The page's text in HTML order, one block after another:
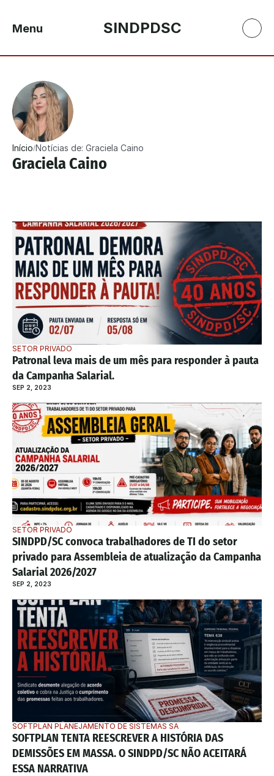
Menu SINDPDSC
Início/Notícias de: Graciela Caino
Graciela Caino
SETOR PRIVADO
Patronal leva mais de um mês para responder à pauta
da Campanha Salarial.
SEP 2, 2023
SETOR PRIVADO
SINDPD/SC convoca trabalhadores de TI do setor
privado para Assembleia de atualização da Campanha
Salarial 2026/2027
SEP 2, 2023
SOFTPLAN PLANEJAMENTO DE SISTEMAS SA
SOFTPLAN TENTA REESCREVER A HISTÓRIA DAS
DEMISSÕES EM MASSA. O SINDPD/SC NÃO ACEITARÁ
ESSA NARRATIVA